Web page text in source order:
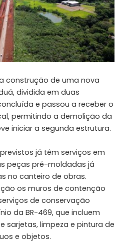
construção de uma nova
dividida em duas
e passou a receber o
permitindo a demolição da
iniciar a segunda estrutura.
já têm serviços em
peças pré-moldadas já
no canteiro de obras.
os muros de contenção
de conservação
da BR-469, que incluem
sarjetas, limpeza e pintura de
e objetos.